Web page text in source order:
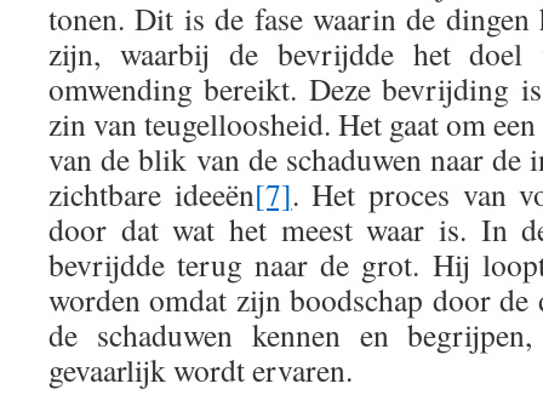
tonen. Dit is de fase waarin de dingen
zijn, waarbij de bevrijdde het
omwending bereikt. Deze bevrijding
zin van teugelloosheid. Het gaat om
van de blik van de schaduwen naar
zichtbare ideeën[7]. Het proces van
door dat wat het meest waar is. In
bevrijdde terug naar de grot. Hij
worden omdat zijn boodschap door de
de schaduwen kennen en
gevaarlijk wordt ervaren.